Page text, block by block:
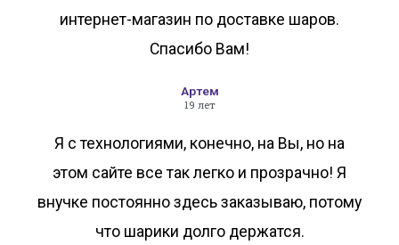
интернет-магазин по доставке шаров.
Спасибо Вам!
Артем
19 лет
Я с технологиями, конечно, на Вы, но на
этом сайте все так легко и прозрачно! Я
внучке постоянно здесь заказываю, потому
что шарики долго держатся.